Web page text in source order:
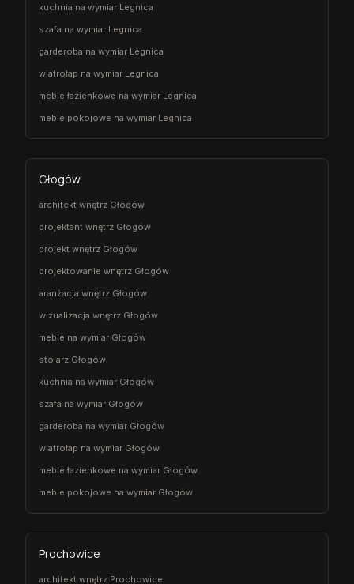
kuchnia na wymiar Legnica
szafa na wymiar Legnica
garderoba na wymiar Legnica
wiatrołap na wymiar Legnica
meble łazienkowe na wymiar Legnica
meble pokojowe na wymiar Legnica
Głogów
architekt wnętrz Głogów
projektant wnętrz Głogów
projekt wnętrz Głogów
projektowanie wnętrz Głogów
aranżacja wnętrz Głogów
wizualizacja wnętrz Głogów
meble na wymiar Głogów
stolarz Głogów
kuchnia na wymiar Głogów
szafa na wymiar Głogów
garderoba na wymiar Głogów
wiatrołap na wymiar Głogów
meble łazienkowe na wymiar Głogów
meble pokojowe na wymiar Głogów
Prochowice
architekt wnętrz Prochowice